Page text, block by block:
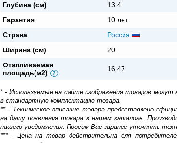
Глубина (см)
13.4
Гарантия
10 лет
Страна
Россия
Ширина (см)
20
Отапливаемая
площадь(м2)
?
16.47
* - Используемые на сайте изображения товаров
в стандартную комплектацию товара.
** - Техническое описание товара предоставлено
на дату появления товара в нашем каталоге.
нашего уведомления. Просим Вас заранее уточнять
*** - Цена на товар действительна для